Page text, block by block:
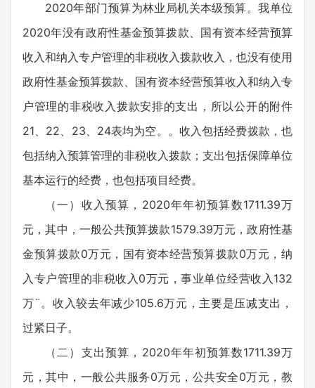
2020年部门预算为林业局机关本级预算。我单位
2020年没有政府性基金预算拨款、国有资本经营预算
收入和纳入专户管理的非税收入拨款收入，也没有使用
政府性基金预算拨款、国有资本经营预算收入和纳入专
户管理的非税收入拨款安排的支出，所以公开的附件
21、22、23、24表均为空。。收入包括经费拨款，也
包括纳入预算管理的非税收入拨款；支出包括保障单位
基本运行的经费，也包括项目经费。
（一）收入预算，2020年年初预算数1711.39万
元，其中，一般公共预算拨款1579.39万元，政府性基
金预算拨款0万元，国有资本经营预算拨款0万元，纳
入专户管理的非税收入0万元，事业单位经营收入132
万¨。收入较去年减少105.6万元，主要是压减支出，
过紧日子。
（二）支出预算，2020年年初预算数1711.39万
元，其中，一般公共服务0万元，公共安全0万元，教